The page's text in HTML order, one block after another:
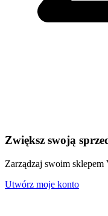
Zwiększ swoją
Zarządzaj swoim sklepem
Utwórz moje konto